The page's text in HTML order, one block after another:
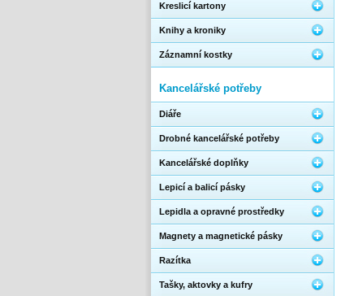
Kreslicí kartony
Knihy a kroniky
Záznamní kostky
Kancelářské potřeby
Diáře
Drobné kancelářské potřeby
Kancelářské doplňky
Lepicí a balicí pásky
Lepidla a opravné prostředky
Magnety a magnetické pásky
Razítka
Tašky, aktovky a kufry